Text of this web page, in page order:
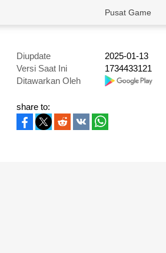
Pusat Game
Diupdate
2025-01-13
Versi Saat Ini
1734433121
Ditawarkan Oleh
share to: